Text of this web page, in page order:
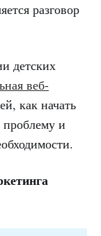
разговор
детских
веб-
как начать
проблему и